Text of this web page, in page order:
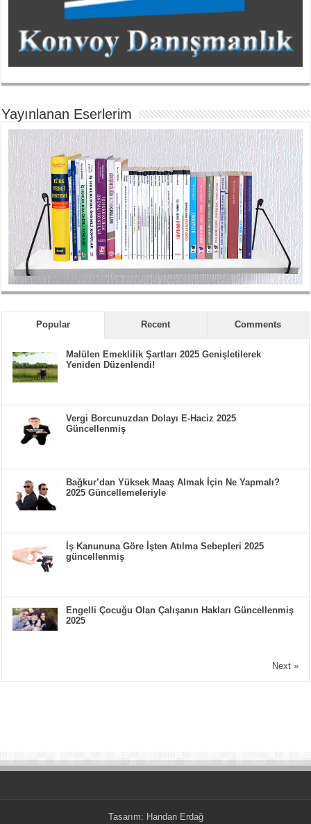
Yayınlanan Eserlerim
Popular Recent Comments
Malülen Emeklilik Şartları 2025 Genişletilerek
Yeniden Düzenlendi!
Vergi Borcunuzdan Dolayı E-Haciz 2025
Güncellenmiş
Bağkur’dan Yüksek Maaş Almak İçin Ne Yapmalı?
2025 Güncellemeleriyle
İş Kanununa Göre İşten Atılma Sebepleri 2025
güncellenmiş
Engelli Çocuğu Olan Çalışanın Hakları Güncellenmiş
2025
Next »
Tasarım: Handan Erdağ